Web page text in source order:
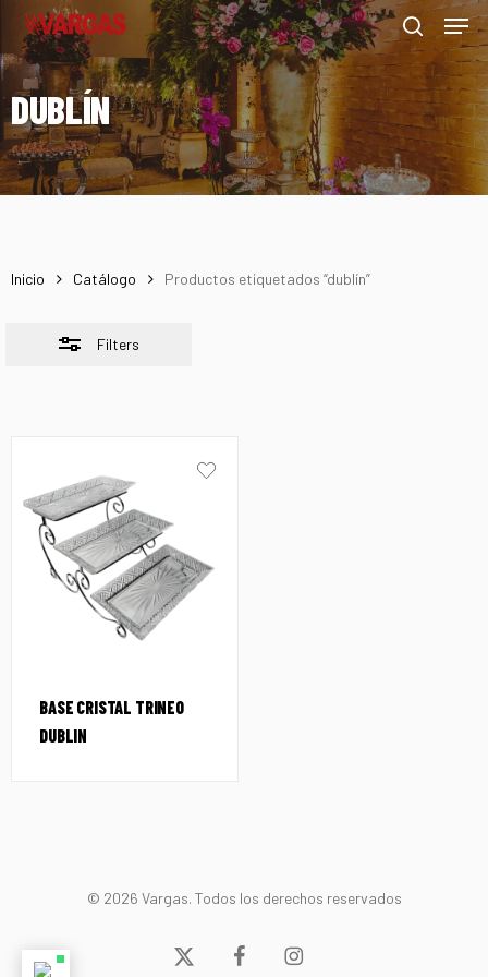
Skip
main
content
search
Menu
DUBLÍN
Inicio Catálogo Productos etiquetados “dublín”
Filters
Close
Filters
BASE CRISTAL TRINEO
DUBLIN
© 2026 Vargas. Todos los derechos reservados
x-
facebookinstagram
Menu